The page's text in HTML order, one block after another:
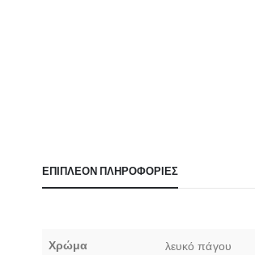
ΕΠΙΠΛΈΟΝ ΠΛΗΡΟΦΟΡΊΕΣ
Χρώμα λευκό πάγου